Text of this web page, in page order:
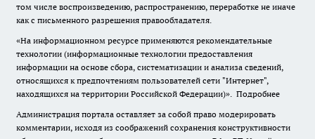
том числе воспроизведению, распространению, переработке не иначе
как с письменного разрешения правообладателя.
«На информационном ресурсе применяются рекомендательные
технологии (информационные технологии предоставления
информации на основе сбора, систематизации и анализа сведений,
относящихся к предпочтениям пользователей сети "Интернет",
находящихся на территории Российской Федерации)». Подробнее
Администрация портала оставляет за собой право модерировать
комментарии, исходя из соображений сохранения конструктивности